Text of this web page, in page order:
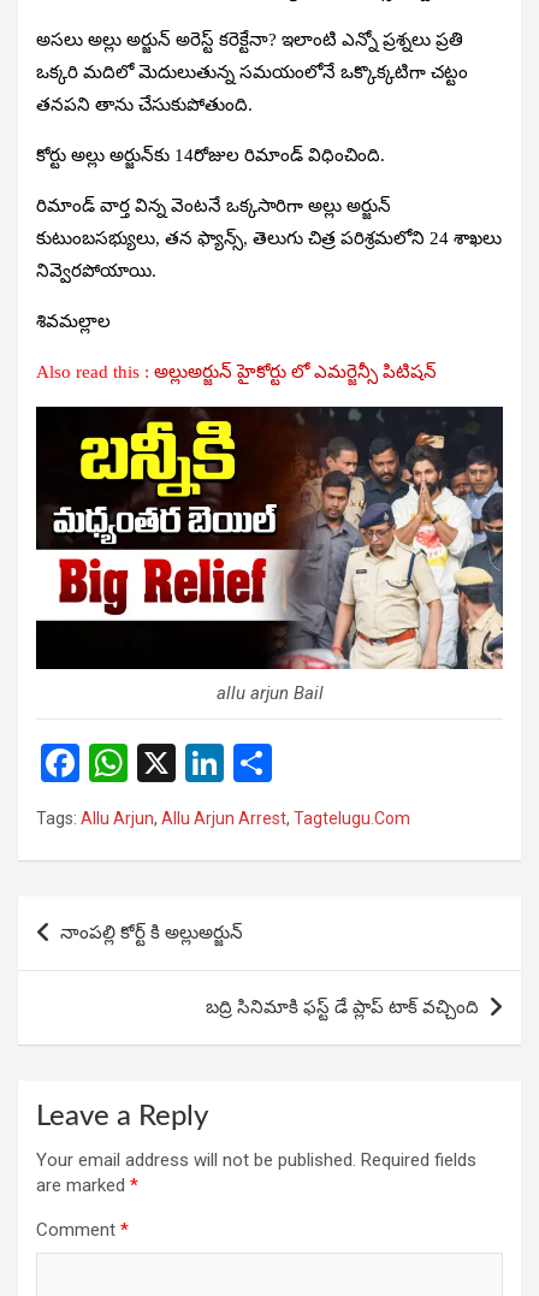
అసలు అల్లు అర్జున్‌ అరెస్ట్‌ కరెక్టేనా? ఇలాంటి ఎన్నో ప్రశ్నలు ప్రతి
ఒక్కరి మదిలో మెదులుతున్న సమయంలోనే ఒక్కొక్కటిగా చట్టం
తనపని తాను చేసుకుపోతుంది.
కోర్టు అల్లు అర్జున్‌కు 14రోజుల రిమాండ్‌ విధించింది.
రిమాండ్‌ వార్త విన్న వెంటనే ఒక్కసారిగా అల్లు అర్జున్‌
కుటుంబసభ్యులు, తన ఫ్యాన్స్, తెలుగు చిత్ర పరిశ్రమలోని 24 శాఖలు
నివ్వెరపోయాయి.
శివమల్లాల
Also read this : అల్లుఅర్జున్ హైకోర్టు లో ఎమర్జెన్సీ పిటిషన్
allu arjun Bail
F
a
ce
o
W
h
at
A
p
X
Li
n
ke
n
h
ar
Tags: Allu Arjun, Allu Arjun Arrest, Tagtelugu.Com
navigation
నాంపల్లి కోర్ట్ కి అల్లుఅర్జున్
బద్రి సినిమాకి ఫస్ట్ డే ప్లాప్ టాక్ వచ్చింది
Leave a Reply
Your email address will not be published. Required fields
are marked *
Comment *